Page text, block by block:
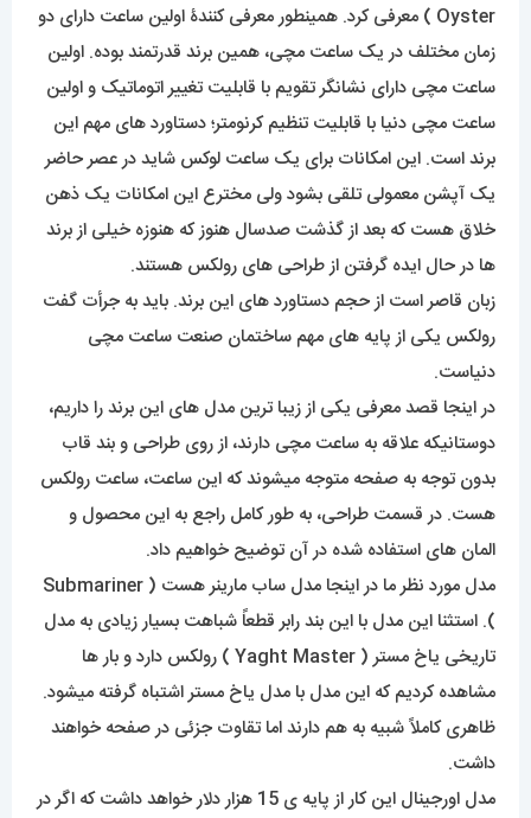
Oyster ) معرفی کرد. همینطور معرفی کنندۀ اولین ساعت دارای دو
زمان مختلف در یک ساعت مچی، همین برند قدرتمند بوده. اولین
ساعت مچی دارای نشانگر تقویم با قابلیت تغییر اتوماتیک و اولین
ساعت مچی دنیا با قابلیت تنظیم کرنومتر؛ دستاورد های مهم این
برند است. این امکانات برای یک ساعت لوکس شاید در عصر حاضر
یک آپشن معمولی تلقی بشود ولی مخترع این امکانات یک ذهن
خلاق هست که بعد از گذشت صدسال هنوز که هنوزه خیلی از برند
ها در حال ایده گرفتن از طراحی های رولکس هستند.
زبان قاصر است از حجم دستاورد های این برند. باید به جرأت گفت
رولکس یکی از پایه های مهم ساختمان صنعت ساعت مچی
دنیاست.
در اینجا قصد معرفی یکی از زیبا ترین مدل های این برند را داریم،
دوستانیکه علاقه به ساعت مچی دارند، از روی طراحی و بند قاب
بدون توجه به صفحه متوجه میشوند که این ساعت، ساعت رولکس
هست. در قسمت طراحی، به طور کامل راجع به این محصول و
المان های استفاده شده در آن توضیح خواهیم داد.
مدل مورد نظر ما در اینجا مدل ساب مارینر هست ( Submariner
). استثنا این مدل با این بند رابر قطعاً شباهت بسیار زیادی به مدل
تاریخی یاخ مستر ( Yaght Master ) رولکس دارد و بار ها
مشاهده کردیم که این مدل با مدل یاخ مستر اشتباه گرفته میشود.
ظاهری کاملاً شبیه به هم دارند اما تقاوت جزئی در صفحه خواهند
داشت.
مدل اورجینال این کار از پایه ی 15 هزار دلار خواهد داشت که اگر در